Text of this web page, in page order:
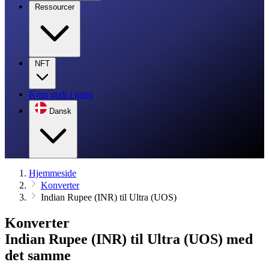
Ressourcer
NFT
Kom godt i gang
Dansk
Hjemmeside
Konverter
Indian Rupee (INR) til Ultra (UOS)
Konverter
Indian Rupee (INR) til Ultra (UOS) med
det samme